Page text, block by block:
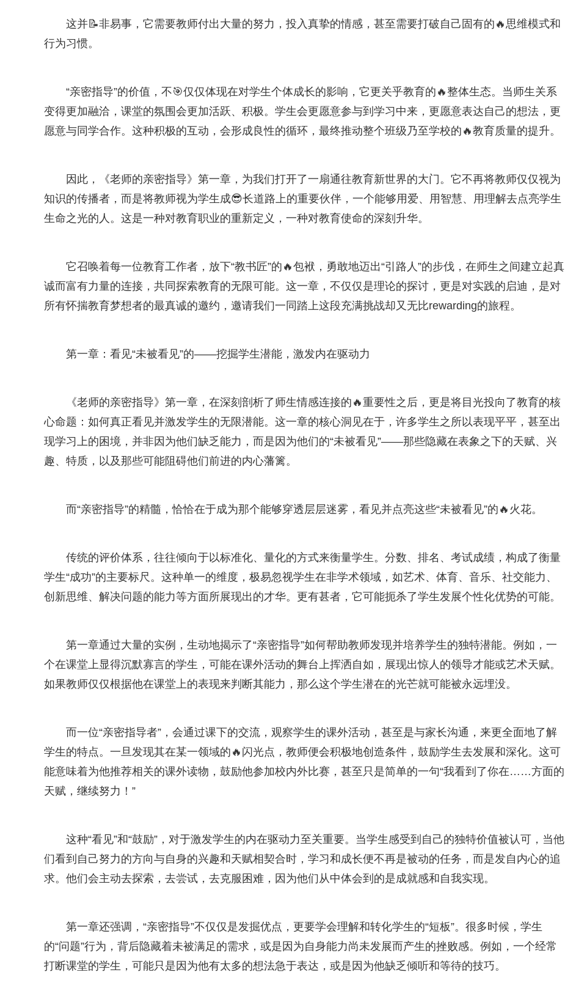
这并📝非易事，它需要教师付出大量的努力，投入真挚的情感，甚至需要打破自己固有的🔥思维模式和
行为习惯。
“亲密指导”的价值，不🎯仅仅体现在对学生个体成长的影响，它更关乎教育的🔥整体生态。当师生关系
变得更加融洽，课堂的氛围会更加活跃、积极。学生会更愿意参与到学习中来，更愿意表达自己的想法，更
愿意与同学合作。这种积极的互动，会形成良性的循环，最终推动整个班级乃至学校的🔥教育质量的提升。
因此，《老师的亲密指导》第一章，为我们打开了一扇通往教育新世界的大门。它不再将教师仅仅视为
知识的传播者，而是将教师视为学生成😎长道路上的重要伙伴，一个能够用爱、用智慧、用理解去点亮学生
生命之光的人。这是一种对教育职业的重新定义，一种对教育使命的深刻升华。
它召唤着每一位教育工作者，放下“教书匠”的🔥包袱，勇敢地迈出“引路人”的步伐，在师生之间建立起真
诚而富有力量的连接，共同探索教育的无限可能。这一章，不仅仅是理论的探讨，更是对实践的启迪，是对
所有怀揣教育梦想者的最真诚的邀约，邀请我们一同踏上这段充满挑战却又无比rewarding的旅程。
第一章：看见“未被看见”的——挖掘学生潜能，激发内在驱动力
《老师的亲密指导》第一章，在深刻剖析了师生情感连接的🔥重要性之后，更是将目光投向了教育的核
心命题：如何真正看见并激发学生的无限潜能。这一章的核心洞见在于，许多学生之所以表现平平，甚至出
现学习上的困境，并非因为他们缺乏能力，而是因为他们的“未被看见”——那些隐藏在表象之下的天赋、兴
趣、特质，以及那些可能阻碍他们前进的内心藩篱。
而“亲密指导”的精髓，恰恰在于成为那个能够穿透层层迷雾，看见并点亮这些“未被看见”的🔥火花。
传统的评价体系，往往倾向于以标准化、量化的方式来衡量学生。分数、排名、考试成绩，构成了衡量
学生“成功”的主要标尺。这种单一的维度，极易忽视学生在非学术领域，如艺术、体育、音乐、社交能力、
创新思维、解决问题的能力等方面所展现出的才华。更有甚者，它可能扼杀了学生发展个性化优势的可能。
第一章通过大量的实例，生动地揭示了“亲密指导”如何帮助教师发现并培养学生的独特潜能。例如，一
个在课堂上显得沉默寡言的学生，可能在课外活动的舞台上挥洒自如，展现出惊人的领导才能或艺术天赋。
如果教师仅仅根据他在课堂上的表现来判断其能力，那么这个学生潜在的光芒就可能被永远埋没。
而一位“亲密指导者”，会通过课下的交流，观察学生的课外活动，甚至是与家长沟通，来更全面地了解
学生的特点。一旦发现其在某一领域的🔥闪光点，教师便会积极地创造条件，鼓励学生去发展和深化。这可
能意味着为他推荐相关的课外读物，鼓励他参加校内外比赛，甚至只是简单的一句“我看到了你在……方面的
天赋，继续努力！”
这种“看见”和“鼓励”，对于激发学生的内在驱动力至关重要。当学生感受到自己的独特价值被认可，当他
们看到自己努力的方向与自身的兴趣和天赋相契合时，学习和成长便不再是被动的任务，而是发自内心的追
求。他们会主动去探索，去尝试，去克服困难，因为他们从中体会到的是成就感和自我实现。
第一章还强调，“亲密指导”不仅仅是发掘优点，更要学会理解和转化学生的“短板”。很多时候，学生
的“问题”行为，背后隐藏着未被满足的需求，或是因为自身能力尚未发展而产生的挫败感。例如，一个经常
打断课堂的学生，可能只是因为他有太多的想法急于表达，或是因为他缺乏倾听和等待的技巧。